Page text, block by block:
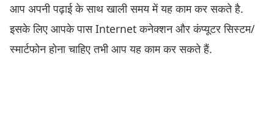
आप अपनी पढ़ाई के साथ खाली समय में यह काम कर सकते है.
इसके लिए आपके पास Internet कनेक्शन और कंप्यूटर सिस्टम/
स्मार्टफोन होना चाहिए तभी आप यह काम कर सकते हैं.